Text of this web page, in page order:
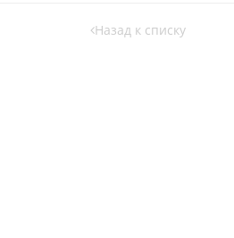
Назад к списку